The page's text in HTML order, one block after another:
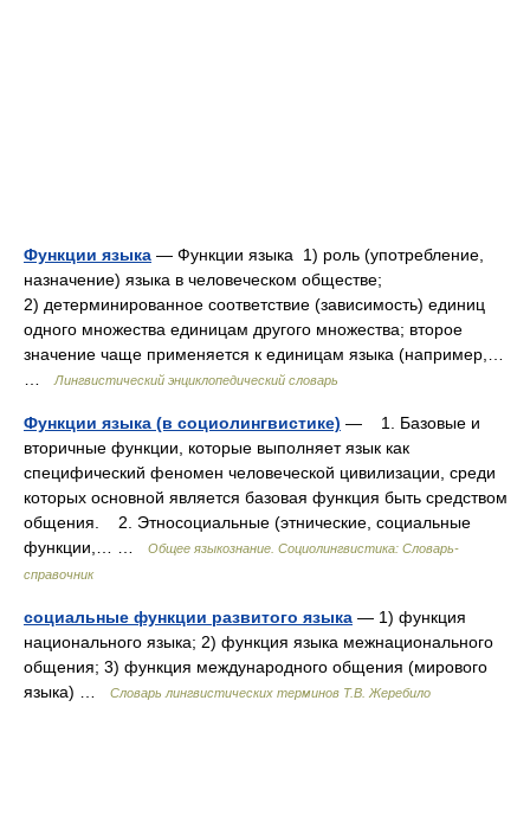
Функции языка — Функции языка 1) роль (употребление,
назначение) языка в человеческом обществе;
2) детерминированное соответствие (зависимость) единиц
одного множества единицам другого множества; второе
значение чаще применяется к единицам языка (например,…
Лингвистический энциклопедический словарь
Функции языка (в социолингвистике) — 1. Базовые и
вторичные функции, которые выполняет язык как
специфический феномен человеческой цивилизации, среди
которых основной является базовая функция быть средством
общения. 2. Этносоциальные (этнические, социальные
функции,… …
Общее языкознание. Социолингвистика: Словарь-
справочник
социальные функции развитого языка — 1) функция
национального языка; 2) функция языка межнационального
общения; 3) функция международного общения (мирового
языка) …
Словарь лингвистических терминов Т.В. Жеребило